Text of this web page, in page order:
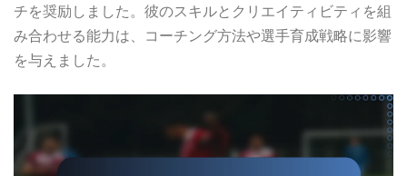
チを奨励しました。彼のスキルとクリエイティビティを組
み合わせる能力は、コーチング方法や選手育成戦略に影響
を与えました。